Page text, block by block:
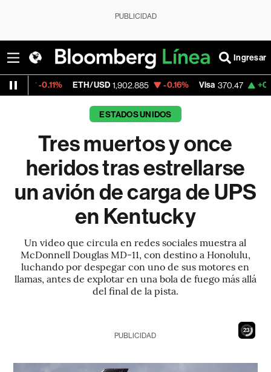
PUBLICIDAD
Ingresar
ETH/USD 1,902.885 -0.16% Visa 370.47 +0.52%
ESTADOS UNIDOS
Tres muertos y once
heridos tras estrellarse
un avión de carga de UPS
en Kentucky
Un video que circula en redes sociales muestra al
McDonnell Douglas MD-11, con destino a Honolulu,
luchando por despegar con uno de sus motores en
llamas, antes de explotar en una bola de fuego más allá
del final de la pista.
21
PUBLICIDAD